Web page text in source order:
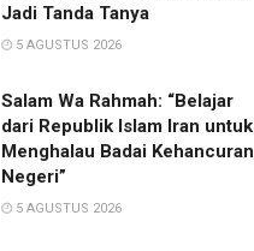
Jadi Tanda Tanya
5 AGUSTUS 2026
Salam Wa Rahmah: “Belajar
dari Republik Islam Iran untuk
Menghalau Badai Kehancuran
Negeri”
5 AGUSTUS 2026